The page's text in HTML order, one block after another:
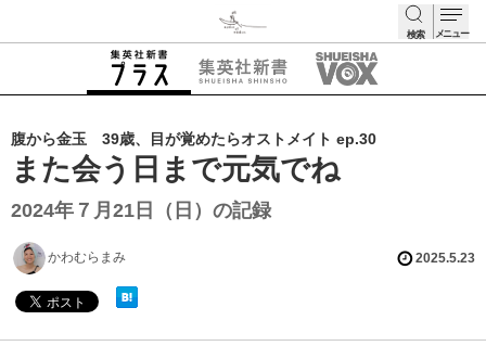
検索 メニュー
腹から金玉 39歳、目が覚めたらオストメイト ep.30
また会う日まで元気でね
2024年７月21日（日）の記録
かわむらまみ 2025.5.23